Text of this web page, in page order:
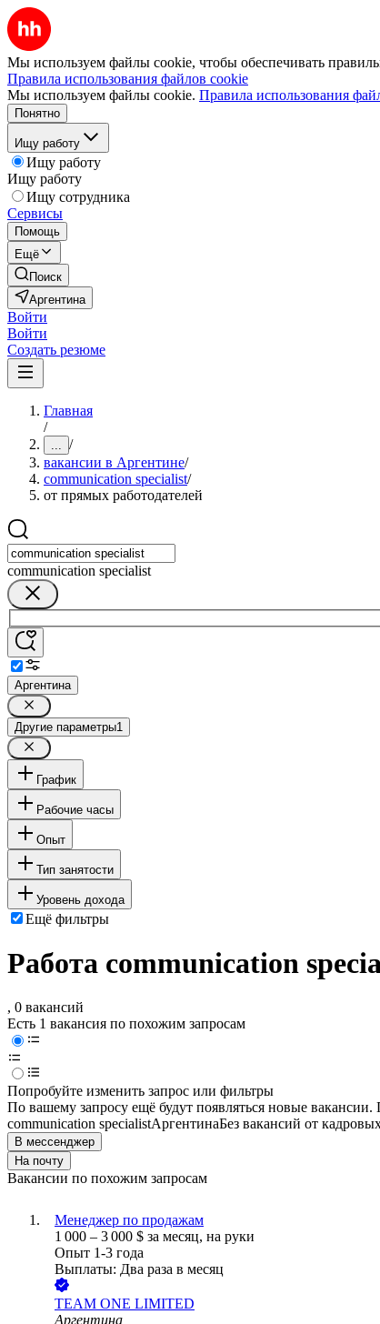
Мы используем файлы cookie, чтобы обеспечивать
Правила использования файлов cookie
Мы используем файлы cookie. Правила использования
Понятно
Ищу работу
Ищу работу
Ищу работу
Ищу сотрудника
Сервисы
Помощь
Ещё
Поиск
Аргентина
Войти
Войти
Создать резюме
Главная
/
... /
вакансии в Аргентине/
communication specialist/
от прямых работодателей
communication specialist
Аргентина
Другие параметры1
График
Рабочие часы
Опыт
Тип занятости
Уровень дохода
Ещё фильтры
Работа communication
, 0 вакансий
Есть 1 вакансия по похожим запросам
Попробуйте изменить запрос или фильтры
По вашему запросу ещё будут появляться новые вакансии.
communication specialistАргентинаБез вакансий от
В мессенджер
На почту
Вакансии по похожим запросам
Менеджер по продажам
1 000 – 3 000 $ за месяц, на руки
Опыт 1-3 года
Выплаты: Два раза в месяц
TEAM ONE LIMITED
Аргентина